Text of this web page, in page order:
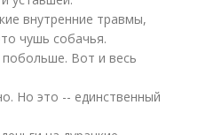
внутренние травмы,
чушь собачья.
Вот и весь
Но это -- единственный